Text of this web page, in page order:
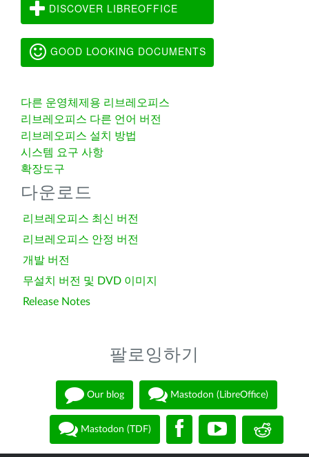
DISCOVER LIBREOFFICE
GOOD LOOKING DOCUMENTS
다른 운영체제용 리브레오피스
리브레오피스 다른 언어 버전
리브레오피스 설치 방법
시스템 요구 사항
확장도구
다운로드
리브레오피스 최신 버전
리브레오피스 안정 버전
개발 버전
무설치 버전 및 DVD 이미지
Release Notes
팔로잉하기
Our blog Mastodon (LibreOffice)
Mastodon (TDF)